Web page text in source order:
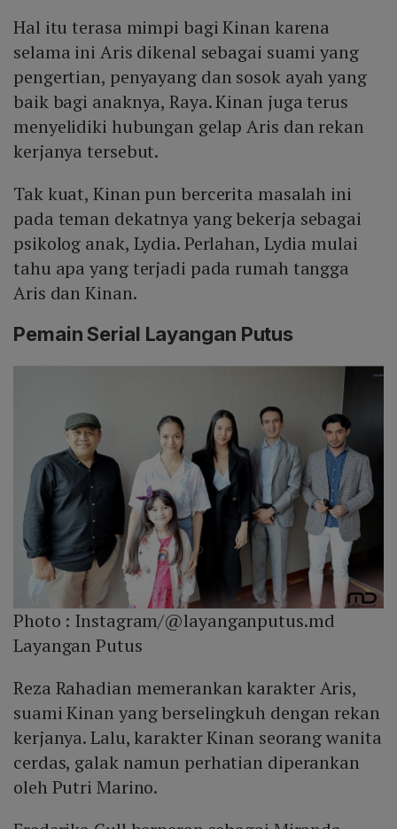
Hal itu terasa mimpi bagi Kinan karena
selama ini Aris dikenal sebagai suami yang
pengertian, penyayang dan sosok ayah yang
baik bagi anaknya, Raya. Kinan juga terus
menyelidiki hubungan gelap Aris dan rekan
kerjanya tersebut.
Tak kuat, Kinan pun bercerita masalah ini
pada teman dekatnya yang bekerja sebagai
psikolog anak, Lydia. Perlahan, Lydia mulai
tahu apa yang terjadi pada rumah tangga
Aris dan Kinan.
Pemain Serial Layangan Putus
Photo : Instagram/@layanganputus.md
Layangan Putus
Reza Rahadian memerankan karakter Aris,
suami Kinan yang berselingkuh dengan rekan
kerjanya. Lalu, karakter Kinan seorang wanita
cerdas, galak namun perhatian diperankan
oleh Putri Marino.